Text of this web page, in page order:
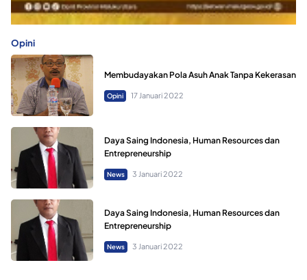
Opini
Membudayakan Pola Asuh Anak Tanpa Kekerasan
Opini 17 Januari 2022
Daya Saing Indonesia, Human Resources dan
Entrepreneurship
News 3 Januari 2022
Daya Saing Indonesia, Human Resources dan
Entrepreneurship
News 3 Januari 2022